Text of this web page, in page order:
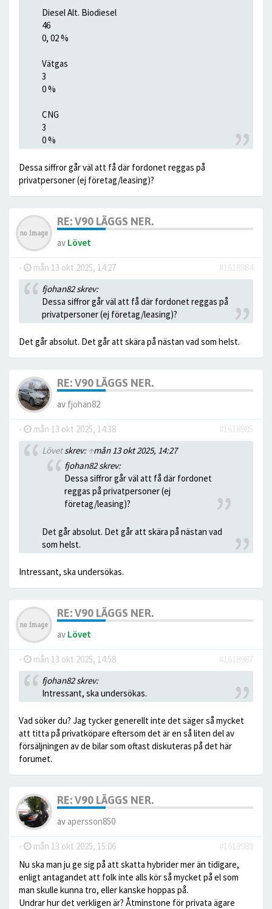
Diesel Alt. Biodiesel
46
0, 02 %
Vätgas
3
0 %
CNG
3
0 %
Dessa siffror går väl att få där fordonet reggas på
privatpersoner (ej företag/leasing)?
RE: V90 LÄGGS NER.
av Lövet
- mån 13 okt 2025, 14:27
#1618984
fjohan82 skrev:
Dessa siffror går väl att få där fordonet reggas på
privatpersoner (ej företag/leasing)?
Det går absolut. Det går att skära på nästan vad som helst.
RE: V90 LÄGGS NER.
av fjohan82
- mån 13 okt 2025, 14:38
#1618985
Lövetskrev: ↑mån 13 okt 2025, 14:27
fjohan82 skrev:
Dessa siffror går väl att få där fordonet
reggas på privatpersoner (ej
företag/leasing)?
Det går absolut. Det går att skära på nästan vad
som helst.
Intressant, ska undersökas.
RE: V90 LÄGGS NER.
av Lövet
- mån 13 okt 2025, 14:58
#1618987
fjohan82 skrev:
Intressant, ska undersökas.
Vad söker du? Jag tycker generellt inte det säger så mycket
att titta på privatköpare eftersom det är en så liten del av
försäljningen av de bilar som oftast diskuteras på det här
forumet.
RE: V90 LÄGGS NER.
av apersson850
- mån 13 okt 2025, 15:06
#1618989
Nu ska man ju ge sig på att skatta hybrider mer än tidigare,
enligt antagandet att folk inte alls kör så mycket på el som
man skulle kunna tro, eller kanske hoppas på.
Undrar hur det verkligen är? Åtminstone för privata ägare